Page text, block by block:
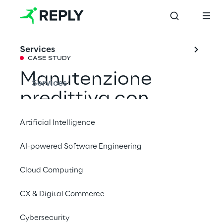
Services
Services
Artificial Intelligence
AI-powered Software Engineering
Cloud Computing
CX & Digital Commerce
Cybersecurity
CASE STUDY
Manutenzione
predittiva con
SPOT
robotica mobile autonoma per l'ispezione
#Robotics & Autonomous Things